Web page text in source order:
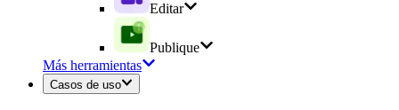
Editar
Publique
Más herramientas
Casos de uso